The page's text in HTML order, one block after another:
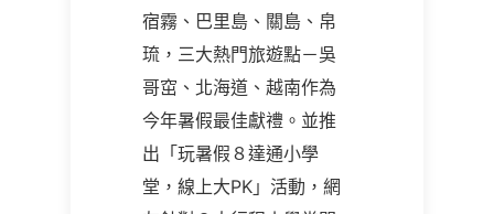
宿霧、巴里島、關島、帛
琉，三大熱門旅遊點－吳
哥窋、北海道、越南作為
今年暑假最佳獻禮。並推
出「玩暑假８達通小學
堂，線上大PK」活動，網